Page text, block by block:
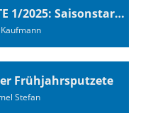
SSL Challenge League UPDATE 1/2025: Saisonstart am Bielersee
Frühjahrsputzete
Stefan